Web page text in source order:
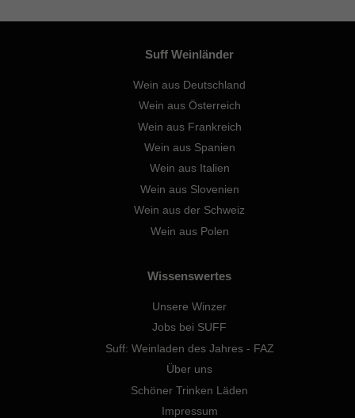
Suff Weinländer
Wein aus Deutschland
Wein aus Österreich
Wein aus Frankreich
Wein aus Spanien
Wein aus Italien
Wein aus Slovenien
Wein aus der Schweiz
Wein aus Polen
Wissenswertes
Unsere Winzer
Jobs bei SUFF
Suff: Weinladen des Jahres - FAZ
Über uns
Schöner Trinken Läden
Impressum